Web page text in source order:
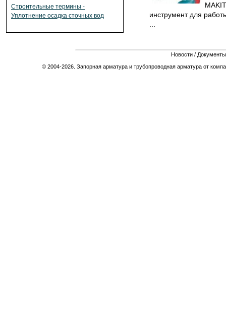
Строительные термины -
Уплотнение осадка сточных вод
инструмент для
Новости / Документы
© 2004-2026. Запорная арматура и трубопроводная арматура от